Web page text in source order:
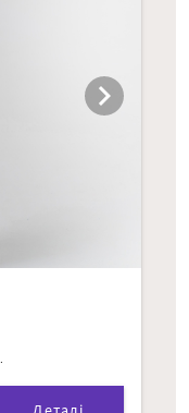
chevron_right